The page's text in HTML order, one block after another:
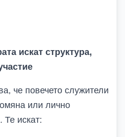
искат структура,
че повечето служители
или лично
Те искат: